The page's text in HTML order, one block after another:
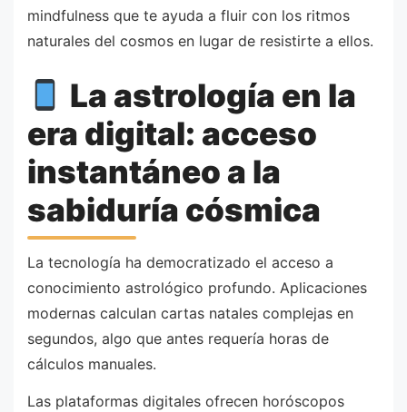
mindfulness que te ayuda a fluir con los ritmos
naturales del cosmos en lugar de resistirte a ellos.
La astrología en la
era digital: acceso
instantáneo a la
sabiduría cósmica
La tecnología ha democratizado el acceso a
conocimiento astrológico profundo. Aplicaciones
modernas calculan cartas natales complejas en
segundos, algo que antes requería horas de
cálculos manuales.
Las plataformas digitales ofrecen horóscopos